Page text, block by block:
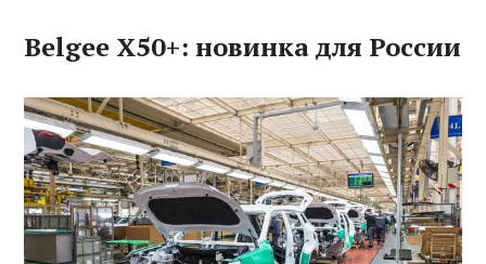
Belgee X50+: новинка для России